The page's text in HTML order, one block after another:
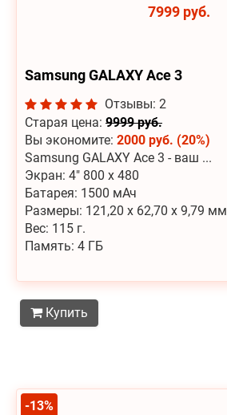
7999 руб.
Samsung GALAXY Ace 3
Отзывы: 2
Старая цена: 9999 руб.
Вы экономите: 2000 руб. (20%)
Samsung GALAXY Ace 3 - ваш ...
Экран: 4" 800 x 480
Батарея: 1500 мАч
Размеры: 121,20 x 62,70 x 9,79 мм
Вес: 115 г.
Память: 4 ГБ
Купить
-13%